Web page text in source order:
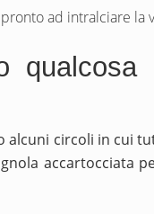
ad intralciare
circoli in cui
accartocciata